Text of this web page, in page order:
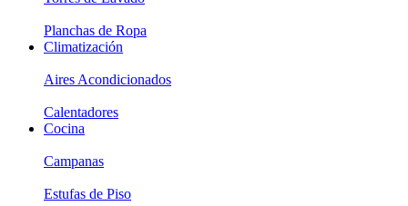
Planchas de Ropa
Climatización
Aires Acondicionados
Calentadores
Cocina
Campanas
Estufas de Piso